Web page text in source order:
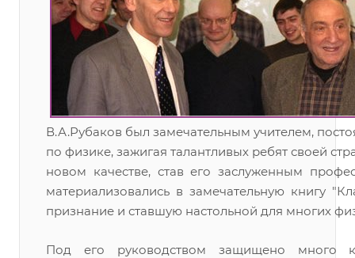
В.А.Рубаков был замечательным учителем,
по физике, зажигая талантливых ребят своей
новом качестве, став его заслуженным
материализовались в замечательную книгу
признание и ставшую настольной для многих
Под его руководством защищено много